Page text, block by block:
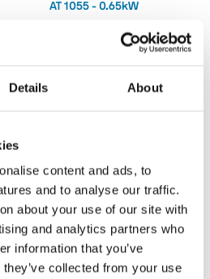
Details About
content and ads, to
and to analyse our traffic.
about your use of our site with
and analytics partners who
information that you’ve
collected from your use
AT 1055 - 0.65kW
0.65 / 0.8
380
Keyed (Linguetta)
Shaft driven fan (Ventola calettata